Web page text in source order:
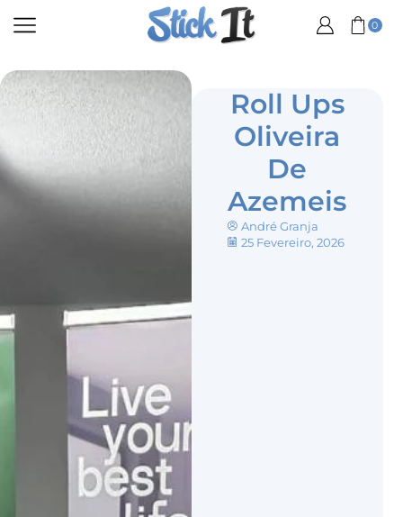
0
Roll Ups
Oliveira
De
Azemeis
André Granja
25 Fevereiro, 2026